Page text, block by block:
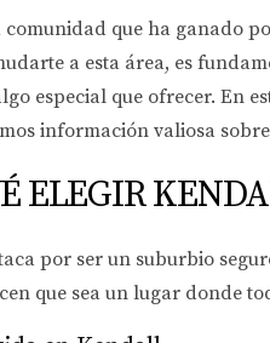
que ha ganado
a esta área, es
especial que ofrecer. En
información valiosa
ELEGIR
por ser un suburbio
que sea un lugar donde